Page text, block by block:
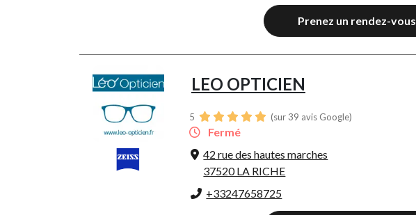
Prenez un rendez-vous
LEO OPTICIEN
5 (sur 39 avis Google)
Fermé
42 rue des hautes marches
37520 LA RICHE
+33247658725